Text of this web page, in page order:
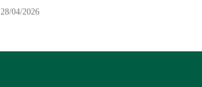
28/04/2026